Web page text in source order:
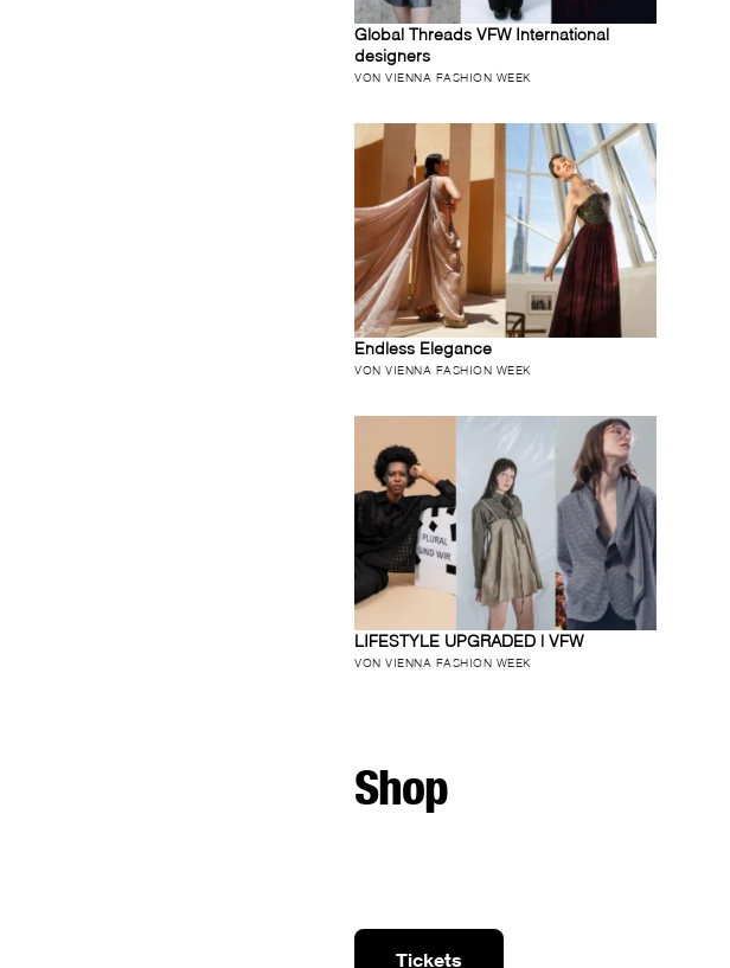
Global Threads VFW International
designers
VON VIENNA FASHION WEEK
Endless Elegance
VON VIENNA FASHION WEEK
LIFESTYLE UPGRADED | VFW
VON VIENNA FASHION WEEK
Shop
Tickets